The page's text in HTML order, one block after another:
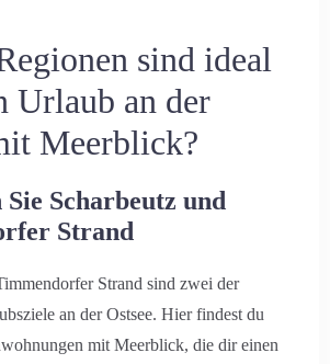
sind ideal
Urlaub an der
Meerblick?
Scharbeutz und
Strand
Strand sind zwei der
an der Ostsee. Hier findest du
mit Meerblick, die dir einen